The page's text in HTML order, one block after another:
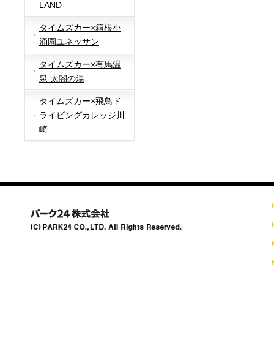
LAND
タイムズカー×箱根小
涌園ユネッサン
タイムズカー×有馬温
泉 太閤の湯
タイムズカー×飛鳥ド
ライビングカレッジ川
崎